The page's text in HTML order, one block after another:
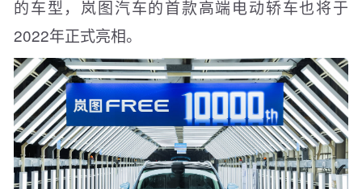
的车型，岚图汽车的首款高端电动轿车也将于
2022年正式亮相。